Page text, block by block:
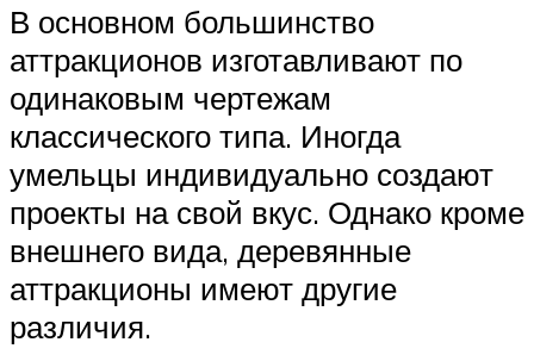
В основном большинство
аттракционов изготавливают по
одинаковым чертежам
классического типа. Иногда
умельцы индивидуально создают
проекты на свой вкус. Однако кроме
внешнего вида, деревянные
аттракционы имеют другие
различия.